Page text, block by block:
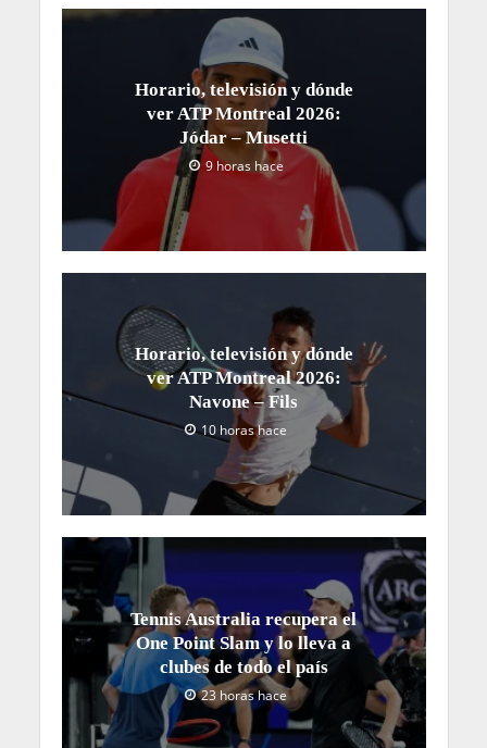
Horario, televisión y dónde
ver ATP Montreal 2026:
Jódar – Musetti
9 horas hace
Horario, televisión y dónde
ver ATP Montreal 2026:
Navone – Fils
10 horas hace
Tennis Australia recupera el
One Point Slam y lo lleva a
clubes de todo el país
23 horas hace